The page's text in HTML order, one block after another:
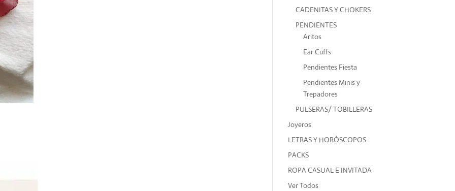
CADENITAS Y CHOKERS
PENDIENTES
Aritos
Ear Cuffs
Pendientes Fiesta
Pendientes Minis y
Trepadores
PULSERAS/ TOBILLERAS
Joyeros
LETRAS Y HORÓSCOPOS
PACKS
ROPA CASUAL E INVITADA
Ver Todos